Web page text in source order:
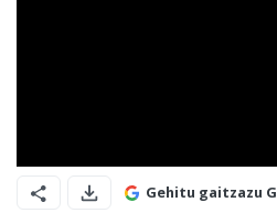
Gehitu gaitzazu